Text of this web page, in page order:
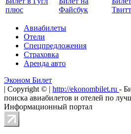
Авиабилеты
Отели
Спецпредложения
Страховка
Аренда авто
Эконом Билет
| Copyright © | http://ekonombilet.ru -
поиска авиабилетов и отелей по
Информационный портал